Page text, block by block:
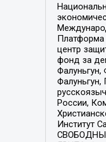
Платформа
центр
фонд за
России,
Институт